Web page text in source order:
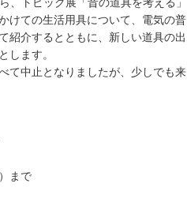
けての生活用具について、電気の普
紹介するとともに、新しい道具の出
します。
て中止となりましたが、少しでも来
まで